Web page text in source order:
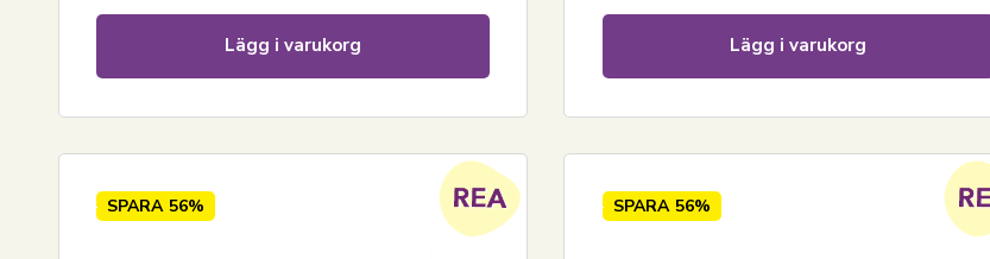
Lägg i varukorg Lägg i varukorg
SPARA 56% SPARA 56%